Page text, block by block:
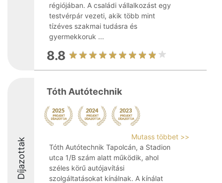
régiójában. A családi vállalkozást egy
testvérpár vezeti, akik több mint
tízéves szakmai tudásra és
gyermekkoruk ...
8.8
Díjazottak
Tóth Autótechnik
Mutass többet >>
Tóth Autótechnik Tapolcán, a Stadion
utca 1/B szám alatt működik, ahol
széles körű autójavítási
szolgáltatásokat kínálnak. A kínálat